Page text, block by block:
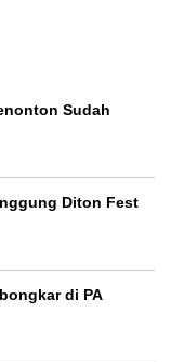
Sudah
Diton Fest
di PA